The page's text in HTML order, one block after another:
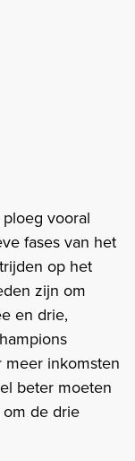
vooral
fases van het
op het
zijn om
en drie,
meer inkomsten
beter moeten
de drie